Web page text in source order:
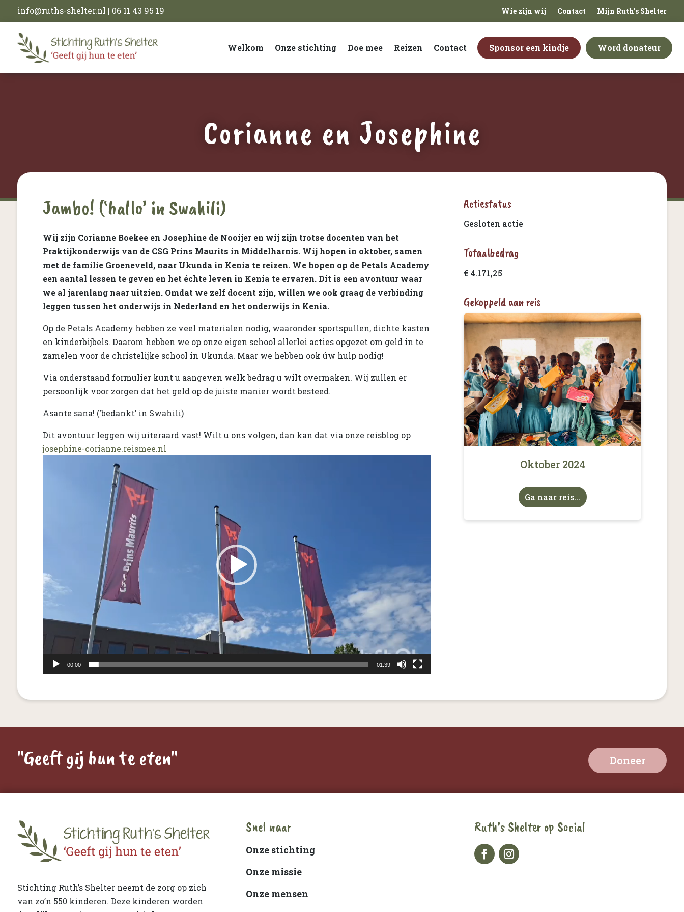
info@ruths-shelter.nl | 06 11 43 95 19 Wie zijn wij Contact Mijn Ruth’s Shelter
Welkom Onze stichting Doe mee Reizen Contact Sponsor een kindje Word donateur
Corianne en Josephine
Jambo! (‘hallo’ in Swahili)
Wij zijn Corianne Boekee en Josephine de Nooijer en wij zijn trotse docenten van het
Praktijkonderwijs van de CSG Prins Maurits in Middelharnis. Wij hopen in oktober, samen
met de familie Groeneveld, naar Ukunda in Kenia te reizen. We hopen op de Petals Academy
een aantal lessen te geven en het échte leven in Kenia te ervaren. Dit is een avontuur waar
we al jarenlang naar uitzien. Omdat we zelf docent zijn, willen we ook graag de verbinding
leggen tussen het onderwijs in Nederland en het onderwijs in Kenia.
Op de Petals Academy hebben ze veel materialen nodig, waaronder sportspullen, dichte kasten
en kinderbijbels. Daarom hebben we op onze eigen school allerlei acties opgezet om geld in te
zamelen voor de christelijke school in Ukunda. Maar we hebben ook úw hulp nodig!
Via onderstaand formulier kunt u aangeven welk bedrag u wilt overmaken. Wij zullen er
persoonlijk voor zorgen dat het geld op de juiste manier wordt besteed.
Asante sana! (‘bedankt’ in Swahili)
Dit avontuur leggen wij uiteraard vast! Wilt u ons volgen, dan kan dat via onze reisblog op
josephine-corianne.reismee.nl
00:00 01:39
Actiestatus
Gesloten actie
Totaalbedrag
€ 4.171,25
Gekoppeld aan reis
Oktober 2024
Ga naar reis...
"Geeft gij hun te eten" Doneer
Stichting Ruth’s Shelter neemt de zorg op zich
van zo’n 550 kinderen. Deze kinderen worden
Snel naar
Onze stichting
Onze missie
Onze mensen
Ruth’s Shelter op Social